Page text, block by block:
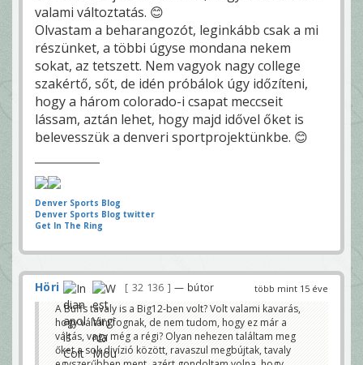
valami változtatás. 😊
Olvastam a beharangozót, leginkább csak a mi
részünket, a többi úgyse mondana nekem
sokat, az tetszett. Nem vagyok nagy college
szakértő, sőt, de idén próbálok úgy időzíteni,
hogy a három colorado-i csapat meccseit
lássam, aztán lehet, hogy majd idővel őket is
belevesszük a denveri sportprojektünkbe. 😊
Denver Sports Blog
Denver Sports Blog twitter
Get In The Ring
több mint 15 éve
Höri 32 136 — bútor
A Buffs tavaly is a Big12-ben volt? Volt valami kavarás,
hogy váltani fognak, de nem tudom, hogy ez már a
váltás, vagy még a régi? Olyan nehezen találtam meg
őket a sok divízió között, ravaszul megbújtak, tavaly